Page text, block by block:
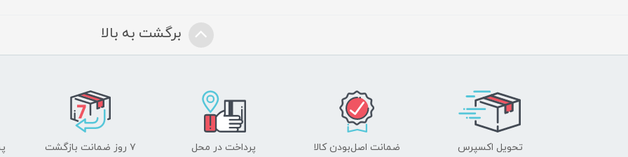
برگشت به بالا
تحویل اکسپرس ضمانت اصل‌بودن کالا پرداخت در محل ۷ روز ضمانت بازگشت